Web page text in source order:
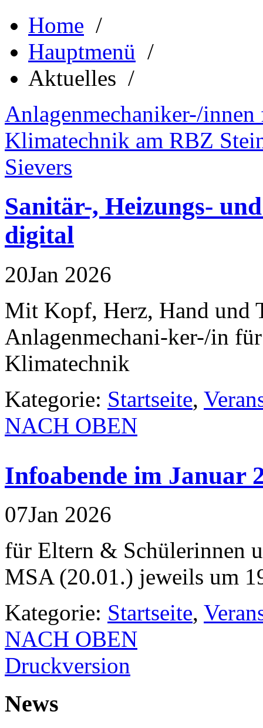
Home /
Hauptmenü /
Aktuelles /
Anlagenmechaniker-/
Klimatechnik am RBZ
Sievers
Sanitär-, Heizungs-
digital
20Jan 2026
Mit Kopf, Herz, Hand und
Anlagenmechani-ker-/in
Klimatechnik
Kategorie: Startseite,
NACH OBEN
Infoabende im Januar
07Jan 2026
für Eltern & Schülerinnen
MSA (20.01.) jeweils um
Kategorie: Startseite,
NACH OBEN
Druckversion
News